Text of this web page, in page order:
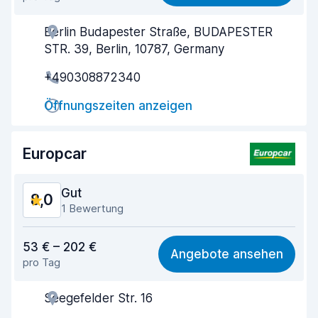
Agenten-Hilfsbereitschaft
Schnelle Abgabe
Zustand des Fahrzeugs 8,5
Berlin Budapester Straße, BUDAPESTER
STR. 39, Berlin, 10787, Germany
+490308872340
Öffnungszeiten anzeigen
Europcar
8,0 Gut
1 Bewertung
7,3
Einfach zu finden 8,2
Agenten-Hilfsbereitschaft
53 € – 202 €
pro Tag
Angebote ansehen
Seegefelder Str. 16